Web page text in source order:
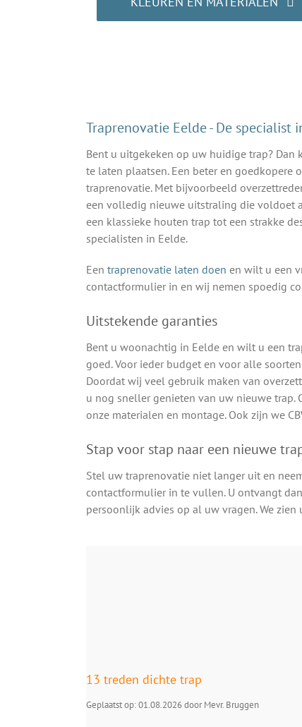
Traprenovatie Eelde - De specialist
Bent u uitgekeken op uw huidige trap?
te laten plaatsen. Een beter en
traprenovatie. Met bijvoorbeeld
een volledig nieuwe uitstraling die voldoet
een klassieke houten trap tot een strakke
specialisten in Eelde.
Een traprenovatie laten doen en wilt u een
contactformulier in en wij nemen spoedig
Uitstekende garanties
Bent u woonachtig in Eelde en wilt u een
goed. Voor ieder budget en voor alle
Doordat wij veel gebruik maken van
u nog sneller genieten van uw nieuwe trap.
onze materialen en montage. Ook zijn we
Stap voor stap naar een nieuwe
Stel uw traprenovatie niet langer uit en
contactformulier in te vullen. U ontvangt
persoonlijk advies op al uw vragen. We
13 treden dichte trap
Geplaatst op: 01.08.2026 door Mevr. Bruggen